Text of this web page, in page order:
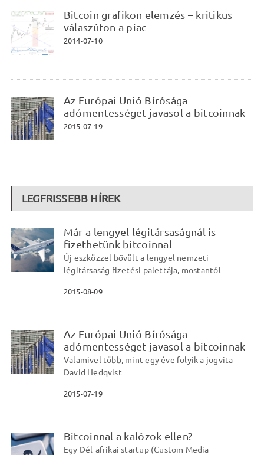
Bitcoin grafikon elemzés – kritikus
válaszúton a piac
2014-07-10
Az Európai Unió Bírósága
adómentességet javasol a bitcoinnak
2015-07-19
LEGFRISSEBB HÍREK
Már a lengyel légitársaságnál is
fizethetünk bitcoinnal
Új eszközzel bővült a lengyel nemzeti
légitársaság fizetési palettája, mostantól
2015-08-09
Az Európai Unió Bírósága
adómentességet javasol a bitcoinnak
Valamivel több, mint egy éve folyik a jogvita
David Hedqvist
2015-07-19
Bitcoinnal a kalózok ellen?
Egy Dél-afrikai startup (Custom Media